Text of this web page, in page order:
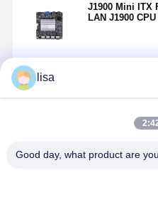
J1900 Mini ITX
LAN J1900
Produits Recommandés
lisa
Good day, what product are